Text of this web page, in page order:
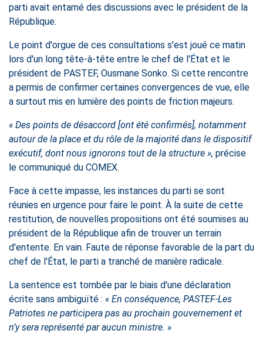
parti avait entamé des discussions avec le président de la
République.
Le point d'orgue de ces consultations s'est joué ce matin
lors d'un long tête-à-tête entre le chef de l'État et le
président de PASTEF, Ousmane Sonko. Si cette rencontre
a permis de confirmer certaines convergences de vue, elle
a surtout mis en lumière des points de friction majeurs.
« Des points de désaccord [ont été confirmés], notamment
autour de la place et du rôle de la majorité dans le dispositif
exécutif, dont nous ignorons tout de la structure », précise
le communiqué du COMEX.
Face à cette impasse, les instances du parti se sont
réunies en urgence pour faire le point. À la suite de cette
restitution, de nouvelles propositions ont été soumises au
président de la République afin de trouver un terrain
d'entente. En vain. Faute de réponse favorable de la part du
chef de l'État, le parti a tranché de manière radicale.
La sentence est tombée par le biais d'une déclaration
écrite sans ambiguïté : « En conséquence, PASTEF-Les
Patriotes ne participera pas au prochain gouvernement et
n’y sera représenté par aucun ministre. »